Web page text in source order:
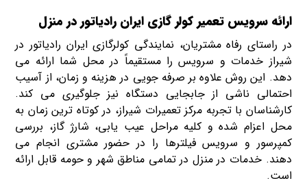
ارائه سرویس تعمیر کولر گازی ایران رادیاتور در منزل
در راستای رفاه مشتریان، نمایندگی کولرگازی ایران رادیاتور در
شیراز خدمات و سرویس را مستقیماً در محل شما ارائه می
دهد. این روش علاوه بر صرفه جویی در هزینه و زمان، از آسیب
احتمالی ناشی از جابجایی دستگاه نیز جلوگیری می کند.
کارشناسان با تجربه مرکز تعمیرات شیراز، در کوتاه ترین زمان به
محل اعزام شده و کلیه مراحل عیب یابی، شارژ گاز، بررسی
کمپرسور و سرویس فیلترها را در حضور مشتری انجام می
دهند. خدمات در منزل در تمامی مناطق شهر و حومه قابل ارائه
است.